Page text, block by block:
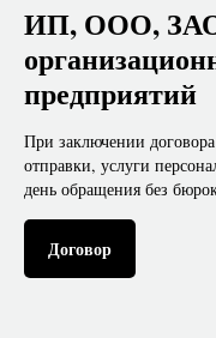
ИП, ООО,
предприятий
При заключении
отправки, услуги
день обращения без
Договор